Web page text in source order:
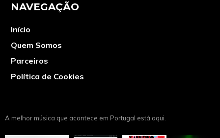
NAVEGAÇÃO
Início
Quem Somos
Parceiros
Política de Cookies
A melhor música que acontece em Portugal está aqui.